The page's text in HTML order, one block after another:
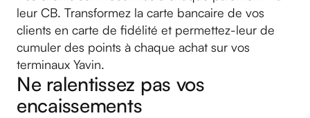
leur CB. Transformez la carte bancaire de vos
clients en carte de fidélité et permettez-leur de
cumuler des points à chaque achat sur vos
terminaux Yavin.
Ne ralentissez pas vos
encaissements